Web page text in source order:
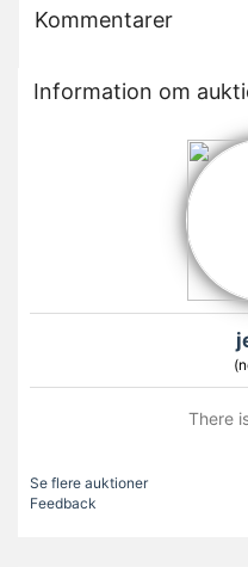
Kommentarer
Information om
There
Se flere auktioner
Feedback